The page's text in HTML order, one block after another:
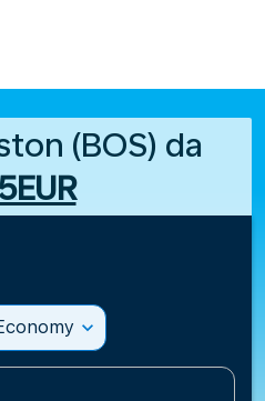
(BOS) da
expand_more